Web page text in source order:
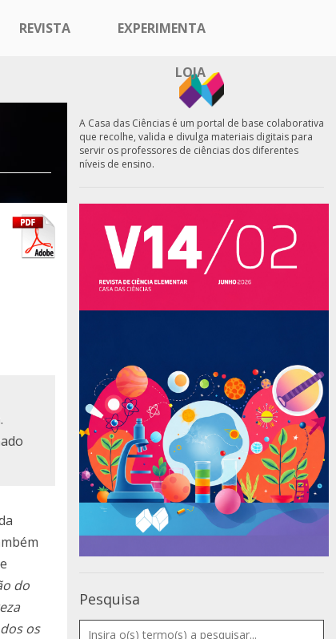
REVISTA EXPERIMENTA
LOJA
do
os
A Casa das Ciências é um portal de base colaborativa
que recolhe, valida e divulga materiais digitais para
servir os professores de ciências dos diferentes
níveis de ensino.
Pesquisa